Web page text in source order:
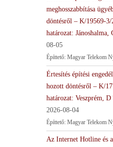
meghosszabbítása
döntésről – K/19569-3/
határozat: Jánoshalma,
08-05
Építtető: Magyar Telekom
Értesítés építési
hozott döntésről – K/
határozat: Veszprém,
2026-08-04
Építtető: Magyar Telekom
Az Internet Hotline és